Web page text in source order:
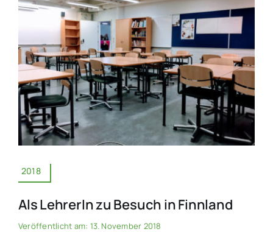
2018
Als LehrerIn zu Besuch in Finnland
Veröffentlicht am: 13. November 2018